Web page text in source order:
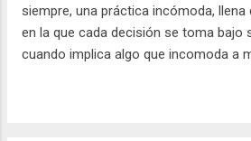
Venezuela Igualitaria), Emma Delgado
Alexis Bolívar (Activista Gay...
siempre, una práctica incómoda,
en la que cada decisión se toma bajo
cuando implica algo que incomoda a
absoluta, ruptura total y fidelidad sin